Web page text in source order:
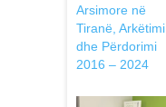
Arsimore në
Tiranë, Arkëtimi
dhe Përdorimi
2016 – 2024